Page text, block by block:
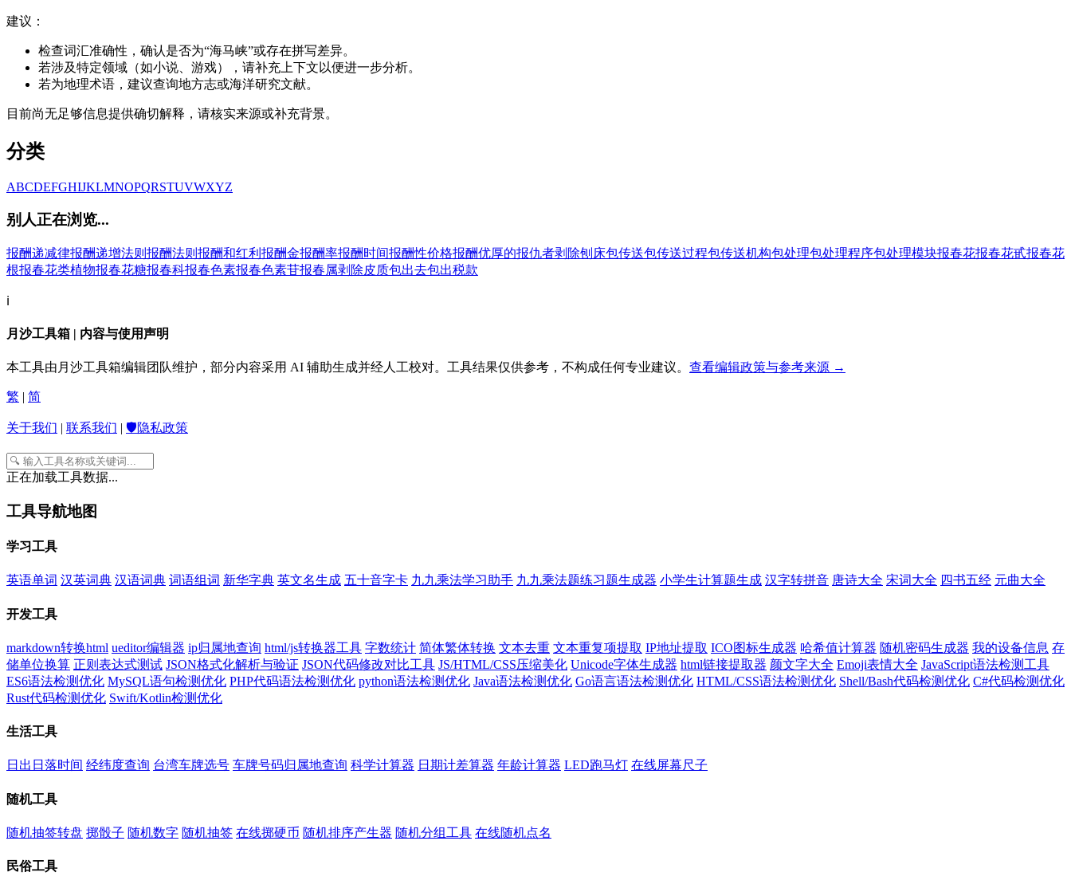
建议：
检查词汇准确性，确认是否为“海马峡”或存在拼写差异。
若涉及特定领域（如小说、游戏），请补充上下文以便进一步分析。
若为地理术语，建议查询地方志或海洋研究文献。
目前尚无足够信息提供确切解释，请核实来源或补充背景。
分类
ABCDEFGHIJKLMNOPQRSTUVWXYZ
别人正在浏览...
报酬递减律报酬递增法则 报酬法则 报酬和红利 报酬金报酬率报酬时间报酬性价格报酬优厚的报仇者剥除刨床包传送包传送过程包传送机构包处理包处理程序包处理模块报春花报春花甙报春花
根报春花类植物报春花糖报春科报春色素报春色素苷报春属剥除皮质包出去包出税款
ℹ️
月沙工具箱 | 内容与使用声明
本工具由月沙工具箱编辑团队维护，部分内容采用 AI 辅助生成并经人工校对。工具结果仅供参考，不构成任何专业建议。 查看编辑政策与参考来源 →
繁 | 简
关于我们 | 联系我们 | 🛡️隐私政策
正在加载工具数据...
工具导航地图
学习工具
英语单词 汉英词典 汉语词典 词语组词 新华字典 英文名生成 五十音字卡 九九乘法学习助手 九九乘法题练习题生成器 小学生计算题生成 汉字转拼音 唐诗大全 宋词大全 四书五经 元曲大全
开发工具
markdown转换html ueditor编辑器 ip归属地查询 html/js转换器工具 字数统计 简体繁体转换 文本去重 文本重复项提取 IP地址提取 ICO图标生成器 哈希值计算器 随机密码生成器 我的设备信息 存
储单位换算 正则表达式测试 JSON格式化解析与验证 JSON代码修改对比工具 JS/HTML/CSS压缩美化 Unicode字体生成器 html链接提取器 颜文字大全 Emoji表情大全 JavaScript语法检测工具
ES6语法检测优化 MySQL语句检测优化 PHP代码语法检测优化 python语法检测优化 Java语法检测优化 Go语言语法检测优化 HTML/CSS语法检测优化 Shell/Bash代码检测优化 C#代码检测优化
Rust代码检测优化 Swift/Kotlin检测优化
生活工具
日出日落时间 经纬度查询 台湾车牌选号 车牌号码归属地查询 科学计算器 日期计差算器 年龄计算器 LED跑马灯 在线屏幕尺子
随机工具
随机抽签转盘 掷骰子 随机数字 随机抽签 在线掷硬币 随机排序产生器 随机分组工具 在线随机点名
民俗工具